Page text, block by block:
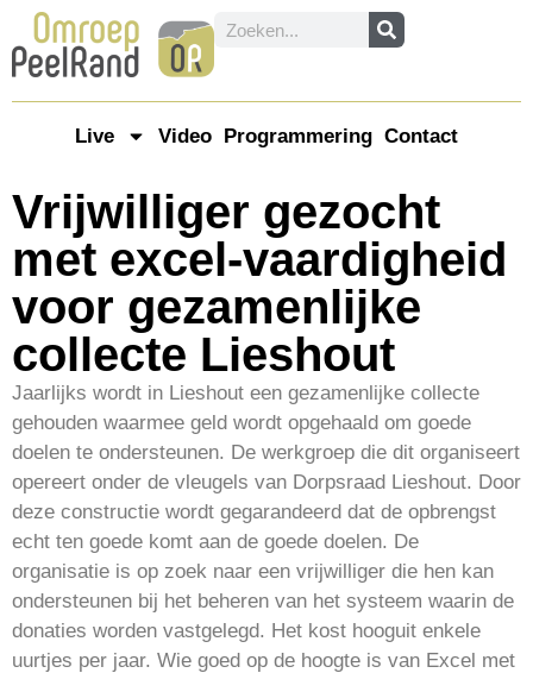
Live Video Programmering Contact
Vrijwilliger gezocht
met excel-vaardigheid
voor gezamenlijke
collecte Lieshout
Jaarlijks wordt in Lieshout een gezamenlijke collecte
gehouden waarmee geld wordt opgehaald om goede
doelen te ondersteunen. De werkgroep die dit organiseert
opereert onder de vleugels van Dorpsraad Lieshout. Door
deze constructie wordt gegarandeerd dat de opbrengst
echt ten goede komt aan de goede doelen. De
organisatie is op zoek naar een vrijwilliger die hen kan
ondersteunen bij het beheren van het systeem waarin de
donaties worden vastgelegd. Het kost hooguit enkele
uurtjes per jaar. Wie goed op de hoogte is van Excel met